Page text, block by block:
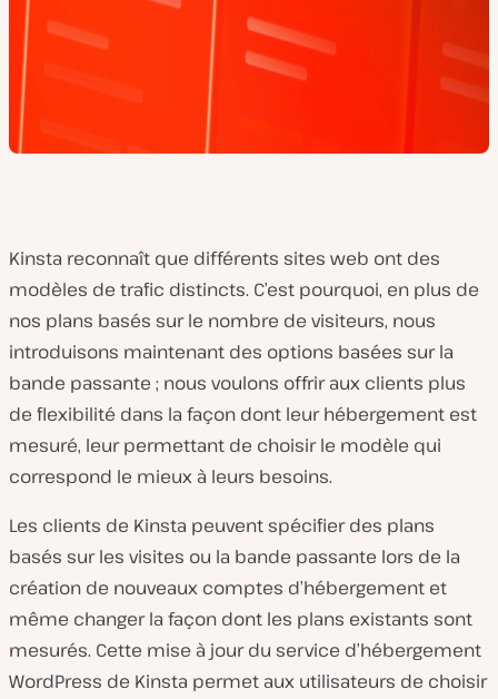
Kinsta reconnaît que différents sites web ont des
modèles de trafic distincts. C’est pourquoi, en plus de
nos plans basés sur le nombre de visiteurs, nous
introduisons maintenant des options basées sur la
bande passante ; nous voulons offrir aux clients plus
de flexibilité dans la façon dont leur hébergement est
mesuré, leur permettant de choisir le modèle qui
correspond le mieux à leurs besoins.
Les clients de Kinsta peuvent spécifier des plans
basés sur les visites ou la bande passante lors de la
création de nouveaux comptes d’hébergement et
même changer la façon dont les plans existants sont
mesurés. Cette mise à jour du service d’hébergement
WordPress de Kinsta permet aux utilisateurs de choisir